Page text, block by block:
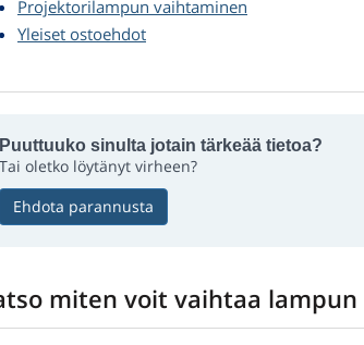
Projektorilampun vaihtaminen
Yleiset ostoehdot
Puuttuuko sinulta jotain tärkeää tietoa?
Tai oletko löytänyt virheen?
Ehdota parannusta
miten voit vaihtaa lampun